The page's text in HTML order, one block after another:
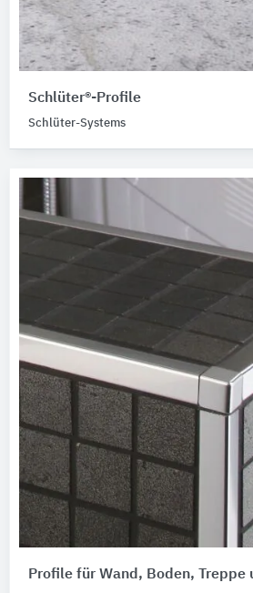
Schlüter®-Profile
Schlüter-Systems
Profile für Wand, Boden, Treppe